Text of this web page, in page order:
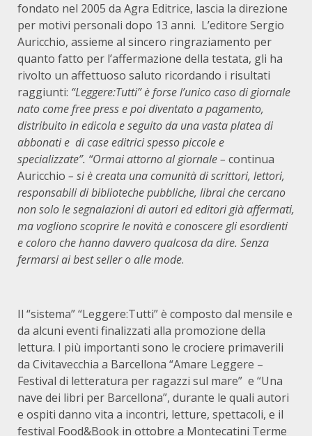
fondato nel 2005 da Agra Editrice, lascia la direzione
per motivi personali dopo 13 anni. L’editore Sergio
Auricchio, assieme al sincero ringraziamento per
quanto fatto per l’affermazione della testata, gli ha
rivolto un affettuoso saluto ricordando i risultati
raggiunti: “Leggere:Tutti” è forse l’unico caso di giornale
nato come free press e poi diventato a pagamento,
distribuito in edicola e seguito da una vasta platea di
abbonati e di case editrici spesso piccole e
specializzate”. “Ormai attorno al giornale – continua
Auricchio – si è creata una comunità di scrittori, lettori,
responsabili di biblioteche pubbliche, librai che cercano
non solo le segnalazioni di autori ed editori già affermati,
ma vogliono scoprire le novità e conoscere gli esordienti
e coloro che hanno davvero qualcosa da dire. Senza
fermarsi ai best seller o alle mode.
Il “sistema” “Leggere:Tutti” è composto dal mensile e
da alcuni eventi finalizzati alla promozione della
lettura. I più importanti sono le crociere primaverili
da Civitavecchia a Barcellona “Amare Leggere –
Festival di letteratura per ragazzi sul mare” e “Una
nave dei libri per Barcellona”, durante le quali autori
e ospiti danno vita a incontri, letture, spettacoli, e il
festival Food&Book in ottobre a Montecatini Terme